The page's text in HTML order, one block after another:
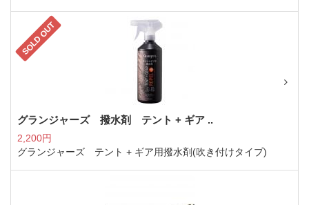
SOLD OUT
グランジャーズ 撥水剤 テント + ギア ..
2,200円
グランジャーズ テント + ギア用撥水剤(吹き付けタイプ)